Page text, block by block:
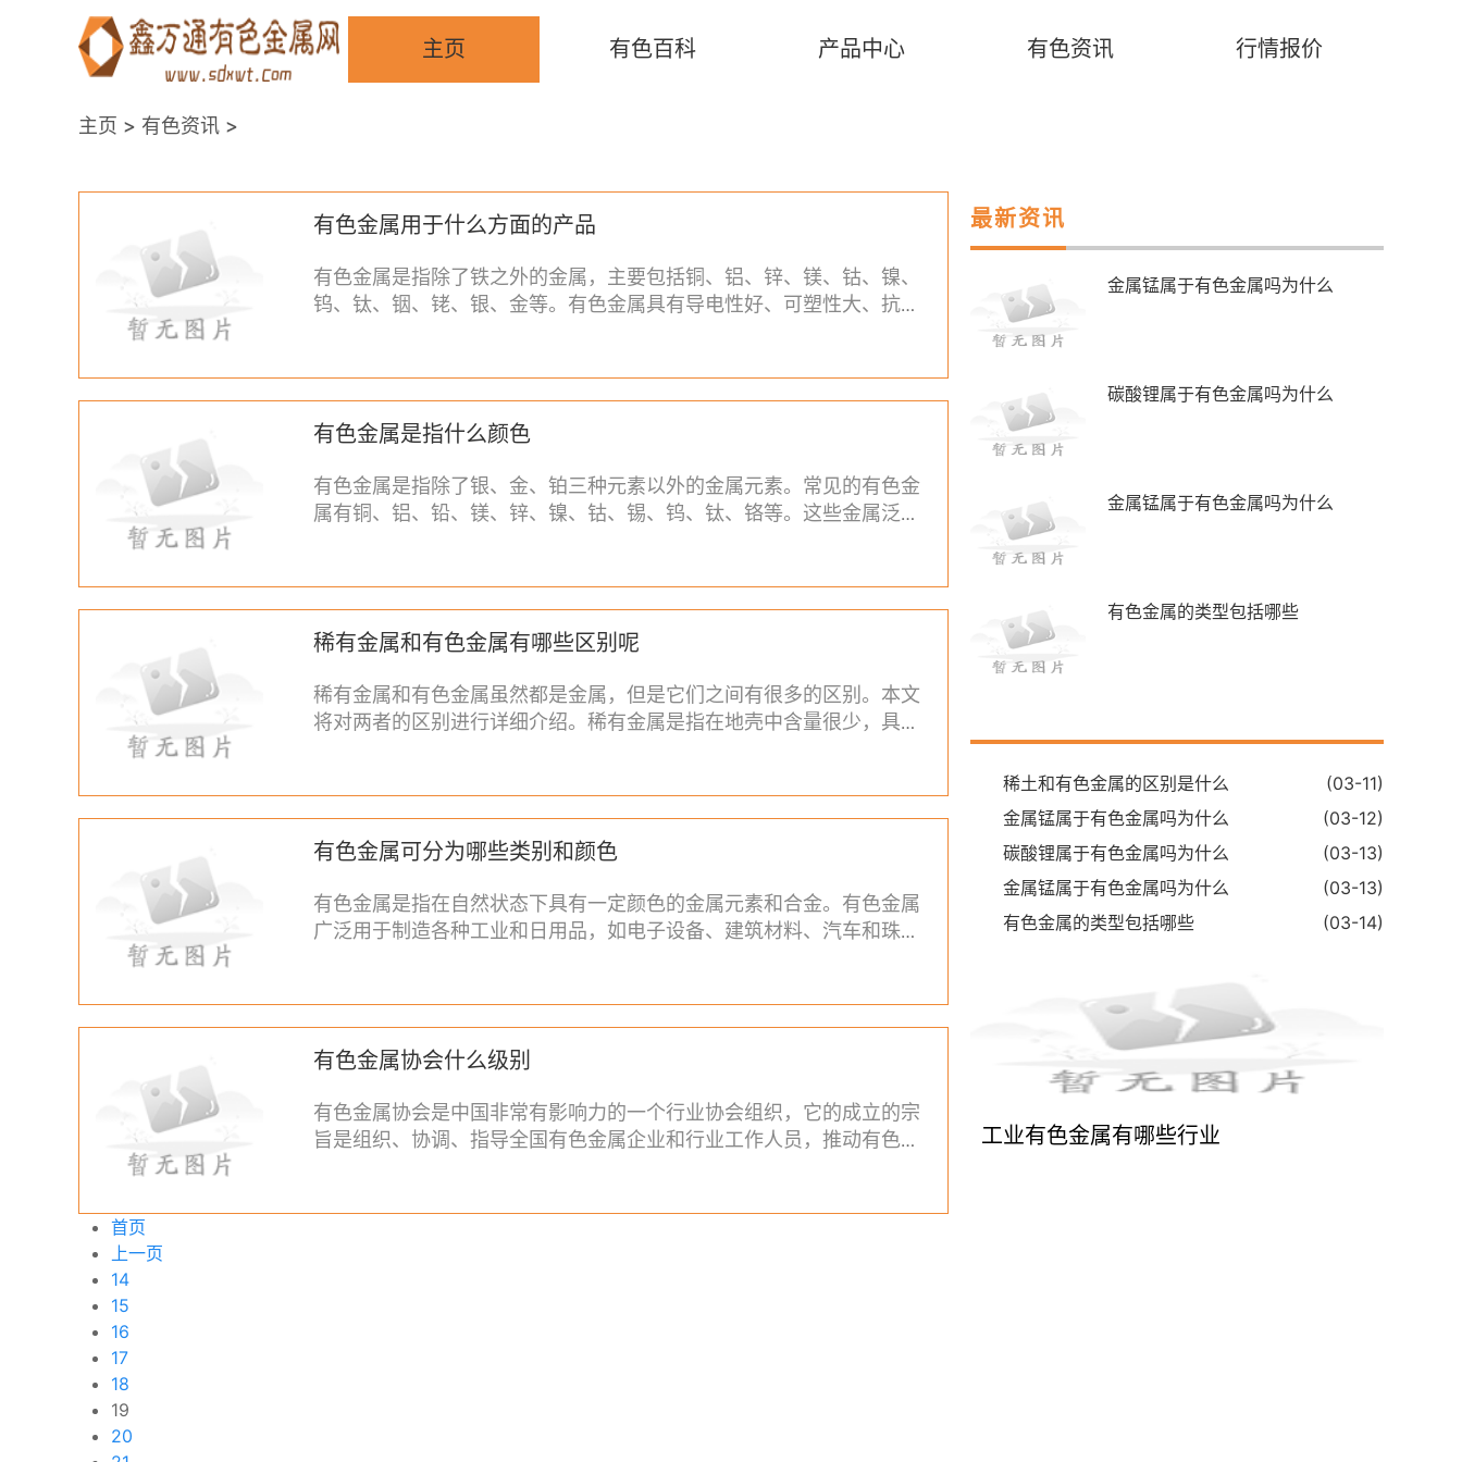
主页 有色百科 产品中心 有色资讯 行情报价
主页 > 有色资讯 >
有色金属用于什么方面的产品
有色金属是指除了铁之外的金属，主要包括铜、铝、锌、镁、钴、镍、
钨、钛、铟、铑、银、金等。有色金属具有导电性好、可塑性大、抗腐
有色金属是指什么颜色
有色金属是指除了银、金、铂三种元素以外的金属元素。常见的有色金
属有铜、铝、铅、镁、锌、镍、钴、锡、钨、钛、铬等。这些金属泛指
稀有金属和有色金属有哪些区别呢
稀有金属和有色金属虽然都是金属，但是它们之间有很多的区别。本文
将对两者的区别进行详细介绍。稀有金属是指在地壳中含量很少，具有
有色金属可分为哪些类别和颜色
有色金属是指在自然状态下具有一定颜色的金属元素和合金。有色金属
广泛用于制造各种工业和日用品，如电子设备、建筑材料、汽车和珠宝
有色金属协会什么级别
有色金属协会是中国非常有影响力的一个行业协会组织，它的成立的宗
旨是组织、协调、指导全国有色金属企业和行业工作人员，推动有色金
首页
上一页
14
15
16
17
18
19
20
最新资讯
金属锰属于有色金属吗为什么
碳酸锂属于有色金属吗为什么
金属锰属于有色金属吗为什么
有色金属的类型包括哪些
稀土和有色金属的区别是什么
(03-11)
金属锰属于有色金属吗为什么
(03-12)
碳酸锂属于有色金属吗为什么
(03-13)
金属锰属于有色金属吗为什么
(03-13)
有色金属的类型包括哪些
(03-14)
工业有色金属有哪些行业